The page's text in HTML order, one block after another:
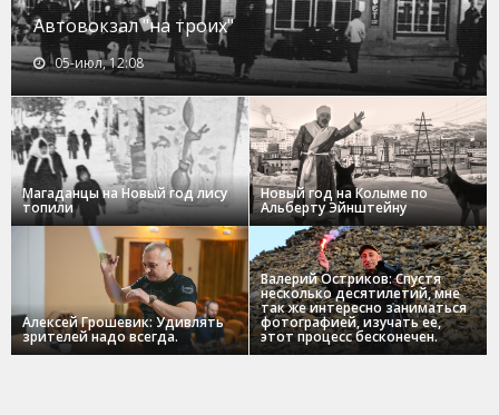
Автовокзал "на троих"
05-июл, 12:08
Магаданцы на Новый год лису
топили
Новый год на Колыме по
Альберту Эйнштейну
Алексей Грошевик: Удивлять
зрителей надо всегда.
Валерий Остриков: Спустя
несколько десятилетий, мне
так же интересно заниматься
фотографией, изучать ее,
этот процесс бесконечен.